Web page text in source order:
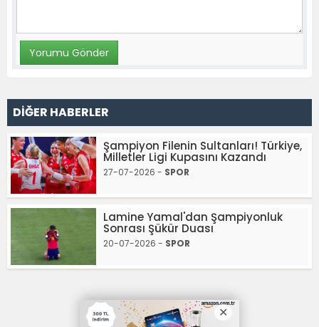
DİĞER HABERLER
Şampiyon Filenin Sultanları! Türkiye,
Milletler Ligi Kupasını Kazandı
27-07-2026 - SPOR
Lamine Yamal'dan Şampiyonluk
Sonrası Şükür Duası
20-07-2026 - SPOR